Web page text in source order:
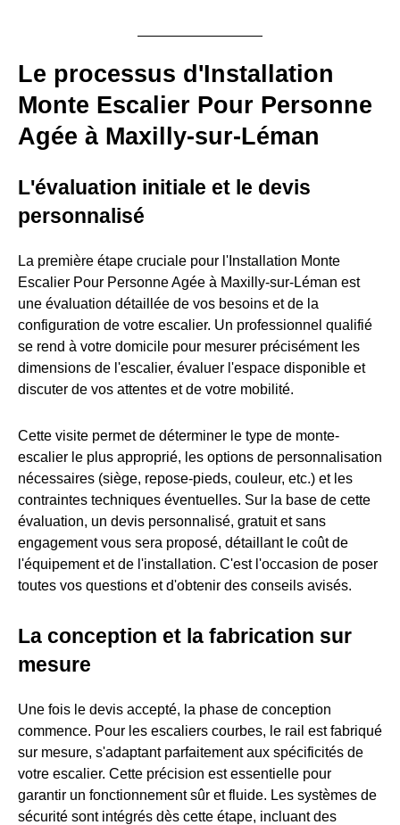
Le processus d'Installation
Monte Escalier Pour Personne
Agée à Maxilly-sur-Léman
L'évaluation initiale et le devis
personnalisé
La première étape cruciale pour l'Installation Monte
Escalier Pour Personne Agée à Maxilly-sur-Léman est
une évaluation détaillée de vos besoins et de la
configuration de votre escalier. Un professionnel qualifié
se rend à votre domicile pour mesurer précisément les
dimensions de l'escalier, évaluer l'espace disponible et
discuter de vos attentes et de votre mobilité.
Cette visite permet de déterminer le type de monte-
escalier le plus approprié, les options de personnalisation
nécessaires (siège, repose-pieds, couleur, etc.) et les
contraintes techniques éventuelles. Sur la base de cette
évaluation, un devis personnalisé, gratuit et sans
engagement vous sera proposé, détaillant le coût de
l'équipement et de l'installation. C'est l'occasion de poser
toutes vos questions et d'obtenir des conseils avisés.
La conception et la fabrication sur
mesure
Une fois le devis accepté, la phase de conception
commence. Pour les escaliers courbes, le rail est fabriqué
sur mesure, s'adaptant parfaitement aux spécificités de
votre escalier. Cette précision est essentielle pour
garantir un fonctionnement sûr et fluide. Les systèmes de
sécurité sont intégrés dès cette étape, incluant des